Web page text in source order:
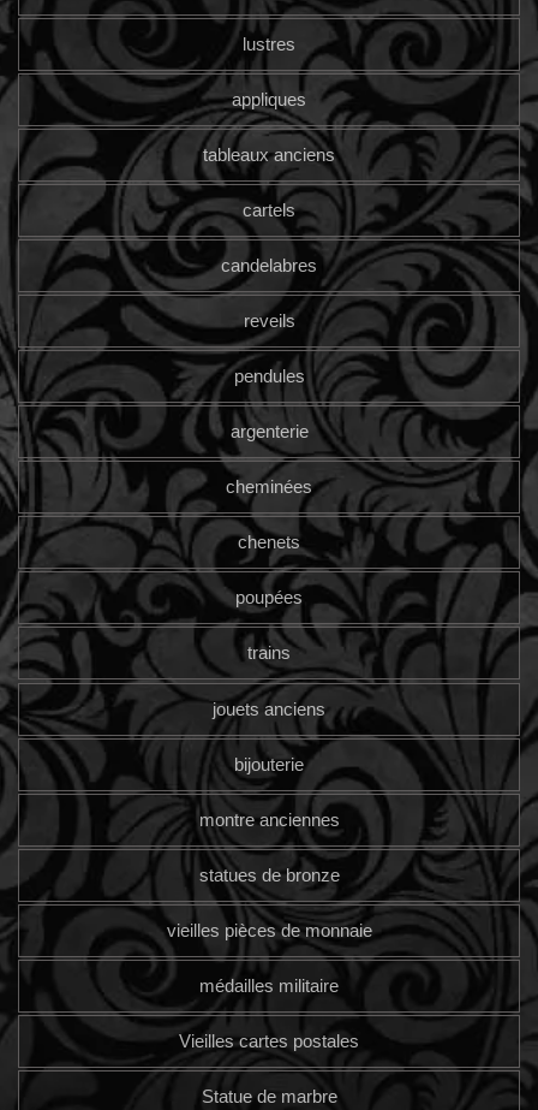
lustres
appliques
tableaux anciens
cartels
candelabres
reveils
pendules
argenterie
cheminées
chenets
poupées
trains
jouets anciens
bijouterie
montre anciennes
statues de bronze
vieilles pièces de monnaie
médailles militaire
Vieilles cartes postales
Statue de marbre